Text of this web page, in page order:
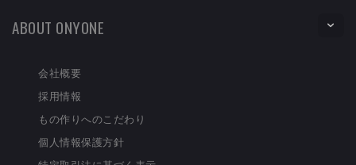
ABOUT ONYONE
会社概要
採用情報
もの作りへのこだわり
個人情報保護方針